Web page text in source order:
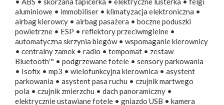
aluminiowe • immobiliser • klimatyzacja elektroniczna •
airbag kierowcy • airbag pasażera • boczne poduszki
powietrzne • ESP • reflektory przeciwmgielne •
automatyczna skrzynia biegów • wspomaganie kierownicy
• centralny zamek • radio • tempomat • zestaw
Bluetooth™ • podgrzewane fotele • sensory parkowania
• Isofix • mp3 • wielofunkcyjna kierownica • asystent
parkowania • asystent pasa ruchu • czujnik martwego
pola • czujnik zmierzchu • dach panoramiczny •
elektrycznie ustawiane fotele • gniazdo USB • kamera